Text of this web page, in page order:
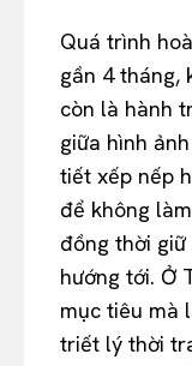
Quá trình
gần 4 tháng,
còn là hành
giữa hình
tiết xếp nếp
để không
đồng thời giữ
hướng tới. Ở
mục tiêu mà
triết lý thời